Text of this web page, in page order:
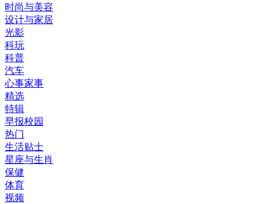
时尚与美容
设计与家居
光影
科玩
科普
汽车
心事家事
精选
特辑
早报校园
热门
生活贴士
星座与生肖
保健
体育
视频